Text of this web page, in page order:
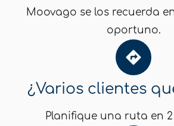
Moovago se los recuerda
oportuno.
¿Varios clientes
Planifique una ruta en